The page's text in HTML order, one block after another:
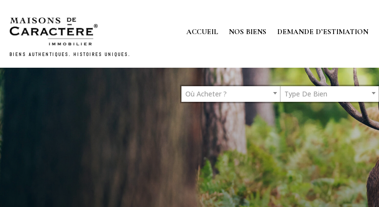
BIENS AUTHENTIQUES. HISTOIRES UNIQUES.
ACCUEIL NOS BIENS DEMANDE D’ESTIMATION
Où Acheter ?
Type De Bien